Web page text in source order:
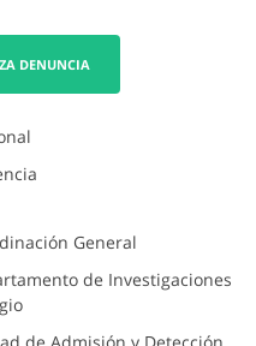
DENUNCIA
General
de Investigaciones